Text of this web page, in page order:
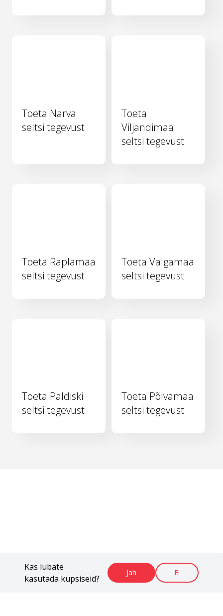
Kas lubate
kasutada küpsiseid?
Jah Ei
Toeta Narva
seltsi tegevust
Toeta
Viljandimaa
seltsi tegevust
Toeta Raplamaa
seltsi tegevust
Toeta Valgamaa
seltsi tegevust
Toeta Paldiski
seltsi tegevust
Toeta Põlvamaa
seltsi tegevust